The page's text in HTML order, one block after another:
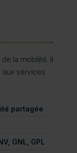
la mobilité. Il
aux services
partagée
GNL, GPL